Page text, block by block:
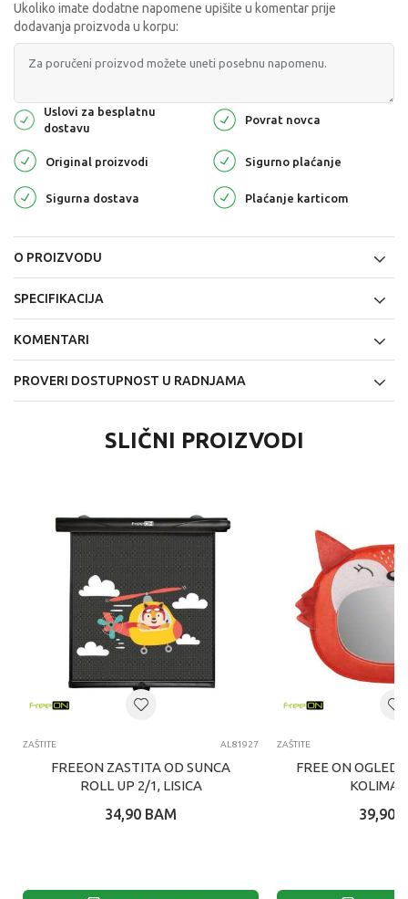
Ukoliko imate dodatne napomene upišite u komentar prije
dodavanja proizvoda u korpu:
Uslovi za besplatnu
dostavu
Povrat novca
Original proizvodi Sigurno plaćanje
Sigurna dostava Plaćanje karticom
O PROIZVODU
SPECIFIKACIJA
KOMENTARI
PROVERI DOSTUPNOST U RADNJAMA
SLIČNI PROIZVODI
ZAŠTITE AL81927
FREEON ZASTITA OD SUNCA
ROLL UP 2/1, LISICA
34,90 BAM
ZAŠTITE
FREE ON
KOLIMA
39,90